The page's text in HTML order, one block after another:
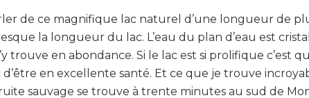
de ce magnifique lac naturel d’une longueur de
la longueur du lac. L’eau du plan d’eau est
trouve en abondance. Si le lac est si prolifique
en excellente santé. Et ce que je trouve
sauvage se trouve à trente minutes au sud de